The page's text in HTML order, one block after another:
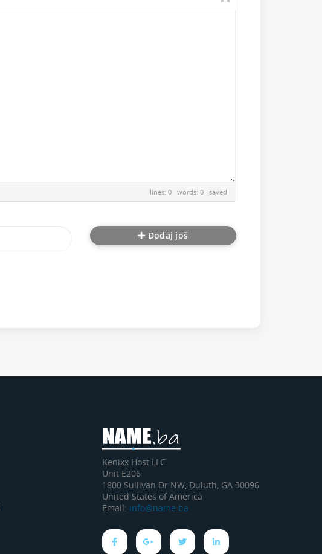
lines: 0 words: 0 saved
Dodaj još
Kenixx Host LLC
Unit E206
1800 Sullivan Dr NW, Duluth, GA 30096
United States of America
Email: info@name.ba